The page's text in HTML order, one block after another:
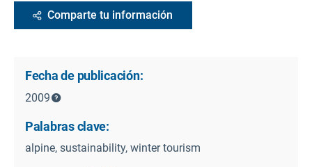
Comparte tu información
Fecha de publicación:
2009
Palabras clave:
alpine, sustainability, winter tourism